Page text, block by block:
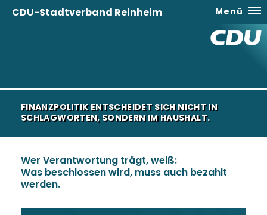
CDU-Stadtverband Reinheim Menü
FINANZPOLITIK ENTSCHEIDET SICH NICHT IN
SCHLAGWORTEN, SONDERN IM HAUSHALT.
Wer Verantwortung trägt, weiß:
Was beschlossen wird, muss auch bezahlt
werden.